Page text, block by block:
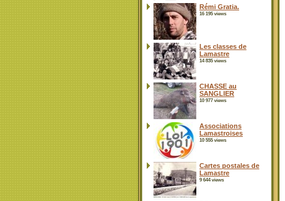
Rémi Gratia.
16 195 views
Les classes de
Lamastre
14 835 views
CHASSE au
SANGLIER
10 977 views
Associations
Lamastroises
10 555 views
Cartes postales de
Lamastre
9 644 views